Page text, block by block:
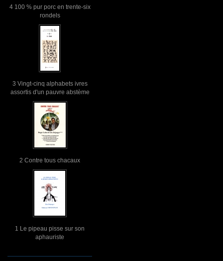
4 100 % pur porc en trente-six
rondels
3 Vingt-cinq alphabets ivres
assortis d'un pauvre abstème
2 Contre tous chacaux
1 Le pipeau pisse sur son
aphauriste